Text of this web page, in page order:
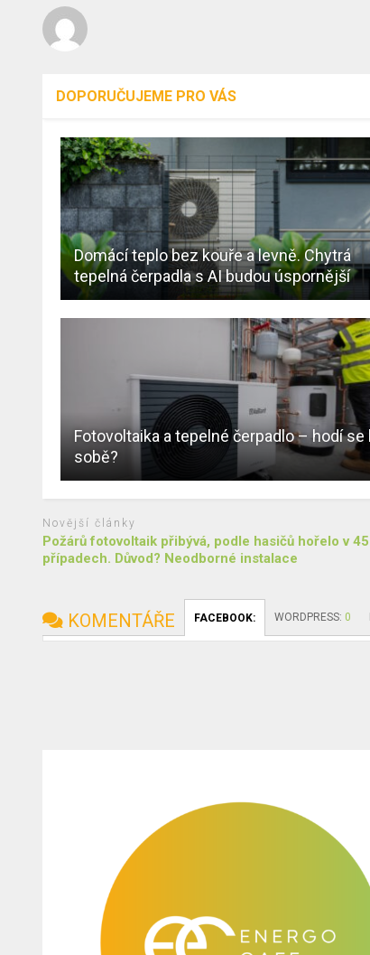
DOPORUČUJEME PRO VÁS
Domácí teplo bez kouře a levně. Chytrá
tepelná čerpadla s AI budou úspornější
Fotovoltaika a tepelné čerpadlo – hodí se
sobě?
Novější články
Požárů fotovoltaik přibývá, podle hasičů hořelo v 45
případech. Důvod? Neodborné instalace
KOMENTÁŘE FACEBOOK: WORDPRESS: 0